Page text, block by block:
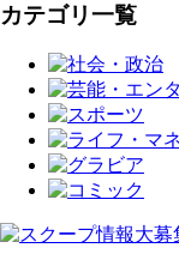
カテゴリ一覧